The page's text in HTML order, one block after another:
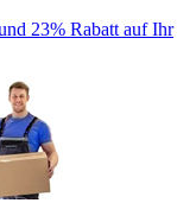
23% Rabatt auf Ihr